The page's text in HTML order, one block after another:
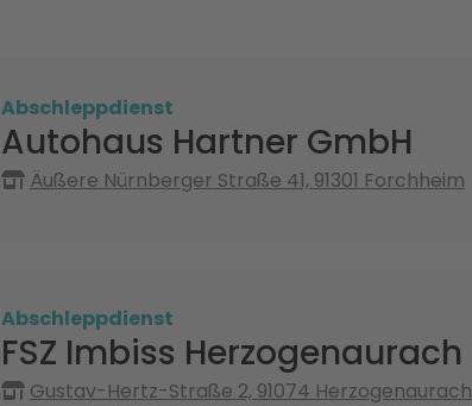
Abschleppdienst
Autohaus Hartner GmbH
Äußere Nürnberger Straße 41, 91301 Forchheim
Abschleppdienst
FSZ Imbiss Herzogenaurach
Gustav-Hertz-Straße 2, 91074 Herzogenaurach